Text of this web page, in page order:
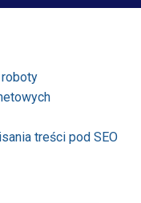
treści pod SEO